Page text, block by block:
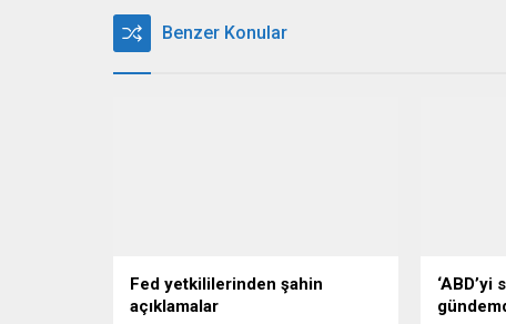
Benzer Konular
Fed yetkililerinden şahin
açıklamalar
‘ABD’yi